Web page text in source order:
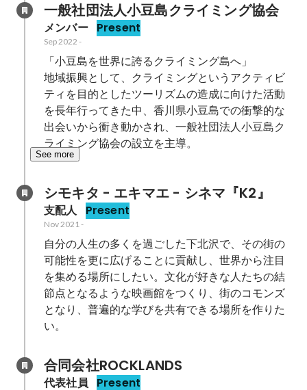
一般社団法人小豆島クライミング協会
メンバー Present
Sep 2022 -
「小豆島を世界に誇るクライミング島へ」
地域振興として、クライミングというアクティビ
ティを目的としたツーリズムの造成に向けた活動
を長年行ってきた中、香川県小豆島での衝撃的な
出会いから衝き動かされ、一般社団法人小豆島ク
ライミング協会の設立を主導。
See more
シモキタ - エキマエ - シネマ『K2』
支配人 Present
Nov 2021-
自分の人生の多くを過ごした下北沢で、その街の
可能性を更に広げることに貢献し、世界から注目
を集める場所にしたい。文化が好きな人たちの結
節点となるような映画館をつくり、街のコモンズ
となり、普遍的な学びを共有できる場所を作りた
い。
合同会社ROCKLANDS
代表社員 Present